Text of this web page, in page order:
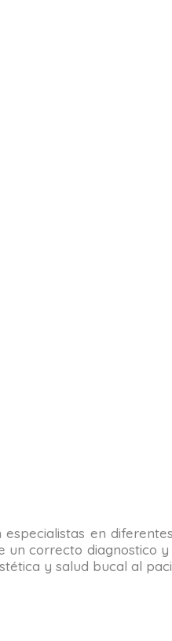
especialistas en
un correcto diagnostico
y salud bucal al